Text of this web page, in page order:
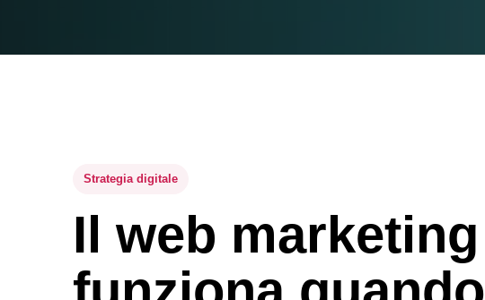
Strategia digitale
Il web marketing